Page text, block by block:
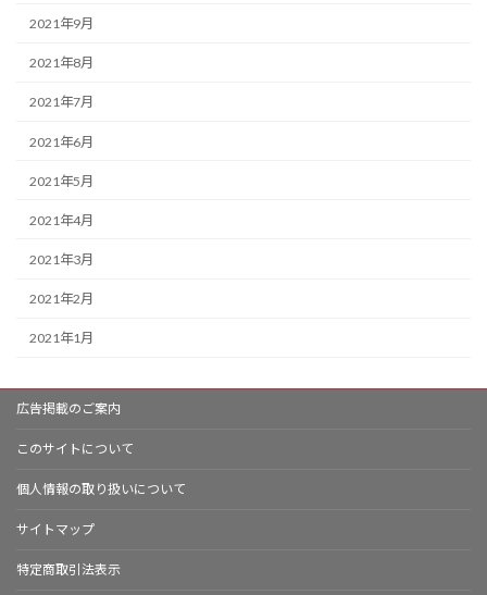
2021年9月
2021年8月
2021年7月
2021年6月
2021年5月
2021年4月
2021年3月
2021年2月
2021年1月
広告掲載のご案内
このサイトについて
個人情報の取り扱いについて
サイトマップ
特定商取引法表示